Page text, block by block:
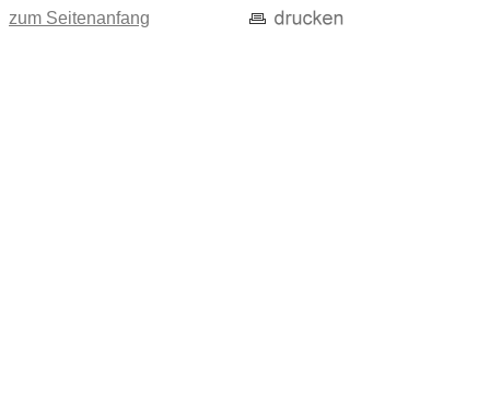
zum Seitenanfang